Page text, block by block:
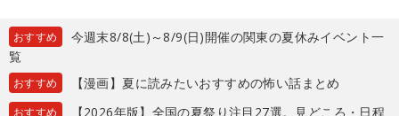
おすすめ
今週末8/8(土)～8/9(日)開催の関東の夏休みイベント一
覧
おすすめ 【漫画】夏に読みたいおすすめの怖い話まとめ
おすすめ
【2026年版】全国の夏祭り注目27選。見どころ・日程